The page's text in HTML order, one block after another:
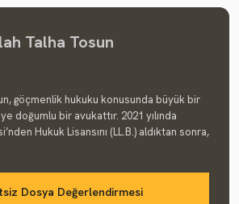
Talha Tosun
göçmenlik hukuku konusunda büyük bir
doğumlu bir avukattır. 2021 yılında
Hukuk Lisansını (LL.B.) aldıktan sonra,
Dosya Değerlendirmesi